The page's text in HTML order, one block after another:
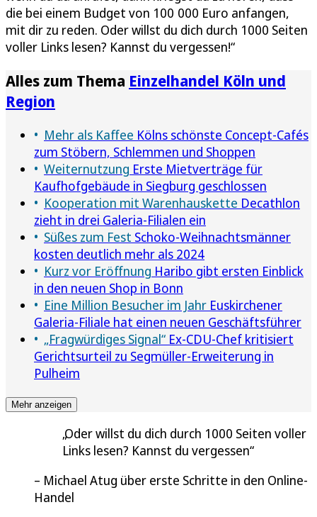
die bei einem Budget von 100 000 Euro anfangen,
mit dir zu reden. Oder willst du dich durch 1000 Seiten
voller Links lesen? Kannst du vergessen!“
Alles zum Thema Einzelhandel Köln und
Region
Mehr als Kaffee Kölns schönste Concept-Cafés
zum Stöbern, Schlemmen und Shoppen
Weiternutzung Erste Mietverträge für
Kaufhofgebäude in Siegburg geschlossen
Kooperation mit Warenhauskette Decathlon
zieht in drei Galeria-Filialen ein
Süßes zum Fest Schoko-Weihnachtsmänner
kosten deutlich mehr als 2024
Kurz vor Eröffnung Haribo gibt ersten Einblick
in den neuen Shop in Bonn
Eine Million Besucher im Jahr Euskirchener
Galeria-Filiale hat einen neuen Geschäftsführer
„Fragwürdiges Signal“ Ex-CDU-Chef kritisiert
Gerichtsurteil zu Segmüller-Erweiterung in
Pulheim
Mehr anzeigen
Oder willst du dich durch 1000 Seiten voller
Links lesen? Kannst du vergessen
Michael Atug über erste Schritte in den Online-
Handel